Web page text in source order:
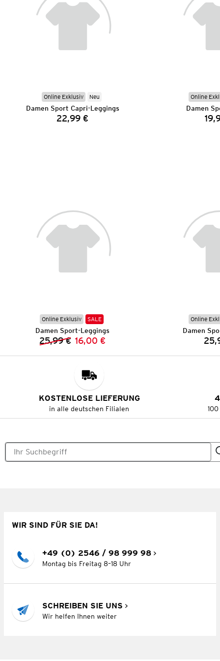
Online Exklusiv Neu
Damen Sport Capri-Leggings
Preis:
22,99 €
Online
Damen
Online Exklusiv SALE
Damen Sport-Leggings
Vorheriger Preis:
25,99 € Neuer Preis:
16,00 €
Online
Damen
KOSTENLOSE LIEFERUNG
in alle deutschen Filialen
WIR SIND FÜR SIE DA!
+49 (0) 2546 / 98 999 98
Montag bis Freitag 8–18 Uhr
SCHREIBEN SIE UNS
Wir helfen Ihnen weiter